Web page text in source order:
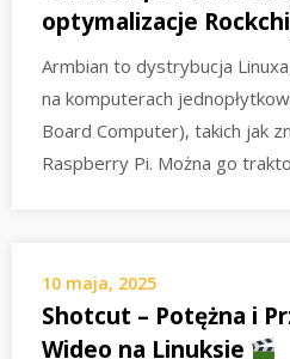
optymalizacje
Armbian to dystrybucja
na komputerach
Board Computer), takich jak
Raspberry Pi. Można go
10 maja, 2025
Shotcut – Potężna i
Wideo na Linuksie